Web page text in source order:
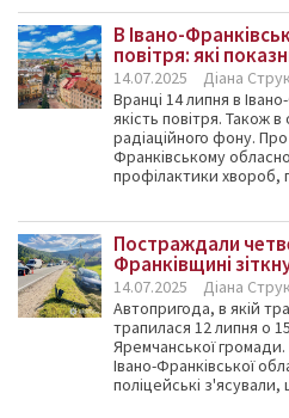
В Івано-
повітря: які
14.07.2025
Діана Струк
Вранці 14 липня в
якість повітря. Також
радіаційного фону.
Франківському
профілактики хвороб,
Постраждали
Франківщині
14.07.2025
Діана Струк
Автопригода, в якій
трапилася 12 липня о
Яремчанської громади.
Івано-Франківської
поліцейські з'ясували,